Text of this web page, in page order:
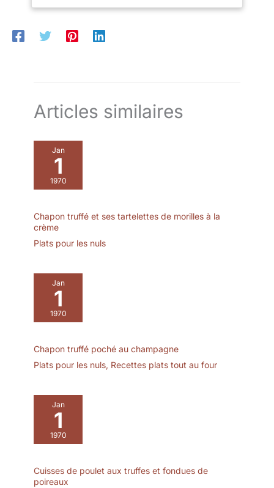
Articles similaires
Jan
1
1970
Chapon truffé et ses tartelettes de morilles à la
crème
Plats pour les nuls
Jan
1
1970
Chapon truffé poché au champagne
Plats pour les nuls, Recettes plats tout au four
Jan
1
1970
Cuisses de poulet aux truffes et fondues de
poireaux